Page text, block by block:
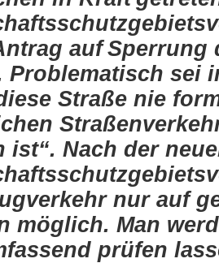
auf Sperrung
Problematisch sei
Straße nie
ist“. Nach der
nur auf
möglich. Man
prüfen